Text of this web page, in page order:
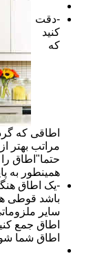
-دقت
کنید
که
اطاقی که
مراتب بهتر
حتما"اطاق
همینطور به
-یک اطاق
باشد قوطی
سایر
اطاق جمع
اطاق شما